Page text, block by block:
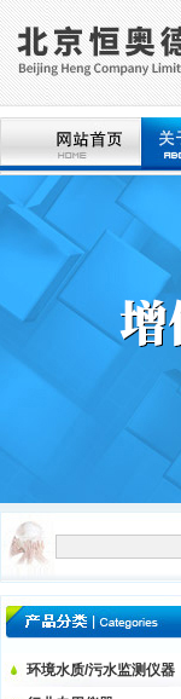
环境水质/污水监测仪器